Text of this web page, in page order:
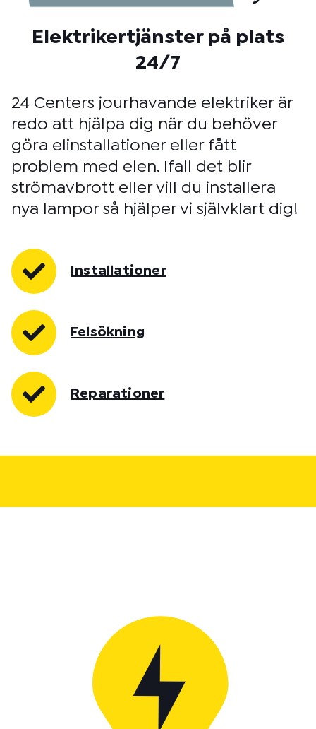
Elektrikertjänster på plats
24/7
24 Centers jourhavande elektriker är
redo att hjälpa dig när du behöver
göra elinstallationer eller fått
problem med elen. Ifall det blir
strömavbrott eller vill du installera
nya lampor så hjälper vi självklart dig!
Installationer
Felsökning
Reparationer